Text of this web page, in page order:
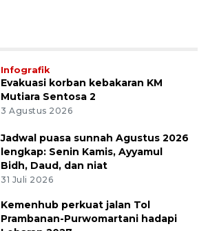
Infografik
Evakuasi korban kebakaran KM
Mutiara Sentosa 2
3 Agustus 2026
Jadwal puasa sunnah Agustus 2026
lengkap: Senin Kamis, Ayyamul
Bidh, Daud, dan niat
31 Juli 2026
Kemenhub perkuat jalan Tol
Prambanan-Purwomartani hadapi